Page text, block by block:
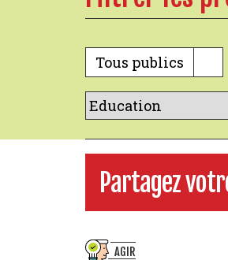
Tous publics
Partagez
AGIR